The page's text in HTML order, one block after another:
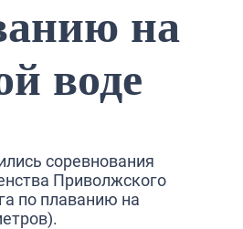
на
воде
соревнования
Приволжского
по плаванию на